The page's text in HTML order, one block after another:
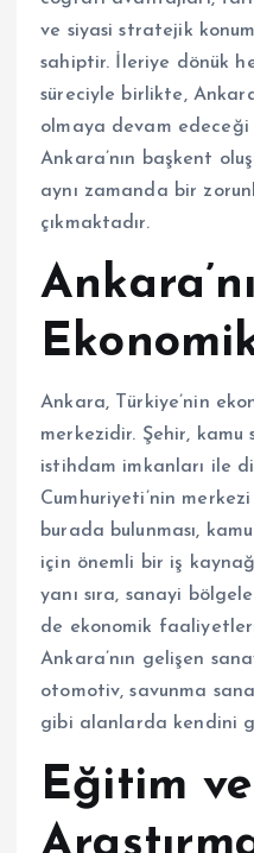
ve siyasi stratejik
sahiptir. İleriye dönük
süreciyle birlikte,
olmaya devam edeceği
Ankara’nın başkent
aynı zamanda bir
çıkmaktadır.
Ankara, Türkiye’nin
merkezidir. Şehir,
istihdam imkanları ile
Cumhuriyeti’nin
burada bulunması,
için önemli bir iş
yanı sıra, sanayi
de ekonomik
Ankara’nın gelişen
otomotiv, savunma
gibi alanlarda kendini
Eğitim ve